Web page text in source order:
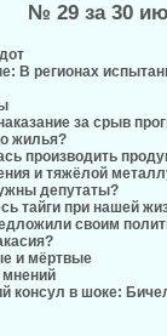
№ 29 за 30
В регионах
за срыв
жилья?
производить
и тяжёлой
депутаты?
тайги при нашей
своим
и мёртвые
мнений
консул в шоке: